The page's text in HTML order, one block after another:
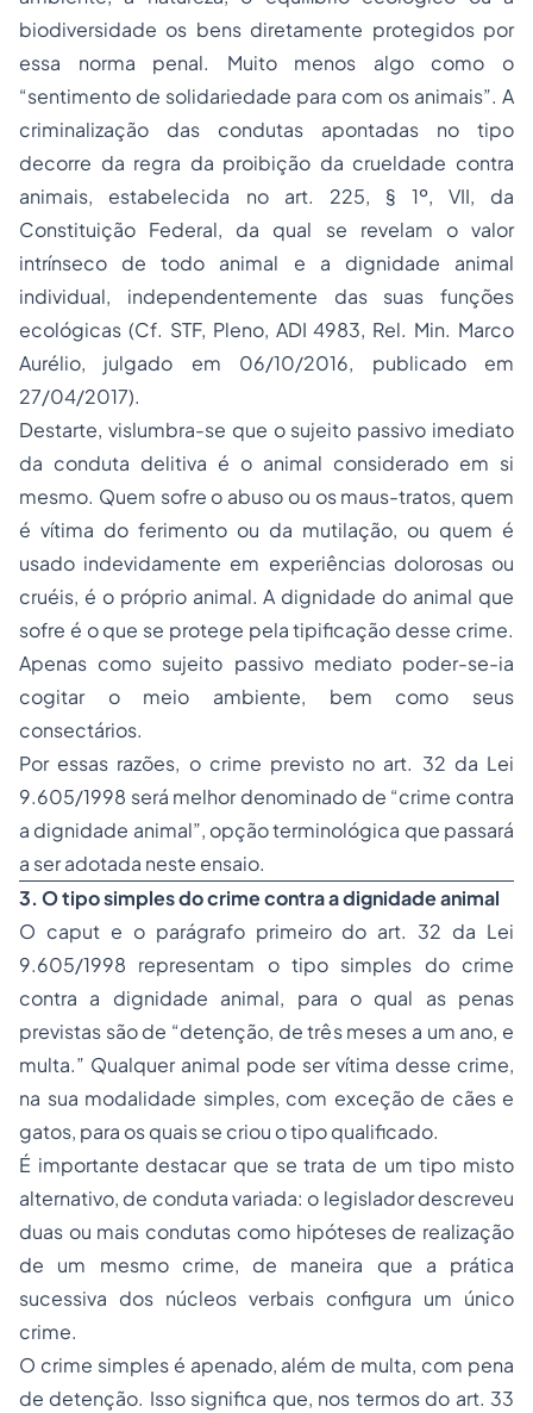
biodiversidade os bens diretamente protegidos por
essa norma penal. Muito menos algo como o
“sentimento de solidariedade para com os animais”. A
criminalização das condutas apontadas no tipo
decorre da regra da proibição da crueldade contra
animais, estabelecida no art. 225, § 1º, VII, da
Constituição Federal, da qual se revelam o valor
intrínseco de todo animal e a dignidade animal
individual, independentemente das suas funções
ecológicas (Cf. STF, Pleno, ADI 4983, Rel. Min. Marco
Aurélio, julgado em 06/10/2016, publicado em
27/04/2017).
Destarte, vislumbra-se que o sujeito passivo imediato
da conduta delitiva é o animal considerado em si
mesmo. Quem sofre o abuso ou os maus-tratos, quem
é vítima do ferimento ou da mutilação, ou quem é
usado indevidamente em experiências dolorosas ou
cruéis, é o próprio animal. A dignidade do animal que
sofre é o que se protege pela tipificação desse crime.
Apenas como sujeito passivo mediato poder-se-ia
cogitar o meio ambiente, bem como seus
consectários.
Por essas razões, o crime previsto no art. 32 da Lei
9.605/1998 será melhor denominado de “crime contra
a dignidade animal”, opção terminológica que passará
a ser adotada neste ensaio.
3. O tipo simples do crime contra a dignidade animal
O caput e o parágrafo primeiro do art. 32 da Lei
9.605/1998 representam o tipo simples do crime
contra a dignidade animal, para o qual as penas
previstas são de “detenção, de três meses a um ano, e
multa.” Qualquer animal pode ser vítima desse crime,
na sua modalidade simples, com exceção de cães e
gatos, para os quais se criou o tipo qualificado.
É importante destacar que se trata de um tipo misto
alternativo, de conduta variada: o legislador descreveu
duas ou mais condutas como hipóteses de realização
de um mesmo crime, de maneira que a prática
sucessiva dos núcleos verbais configura um único
crime.
O crime simples é apenado, além de multa, com pena
de detenção. Isso significa que, nos termos do art. 33